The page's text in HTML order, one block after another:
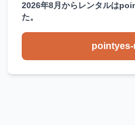
2026年8月からレンタルは
た。
pointyes-